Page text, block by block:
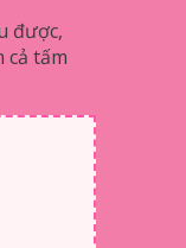
được,
cả tấm